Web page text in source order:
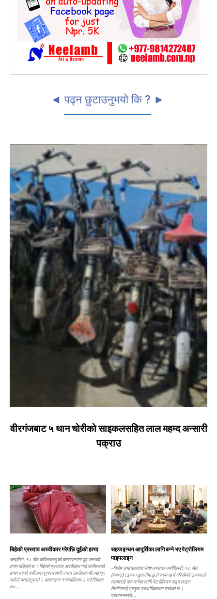
◄ पढ्न छुटाउनुभयो कि ? ►
वीरगंजबाट ५ थान चोरीको साइकलसहित लाल महम्द अन्सारी
पक्राउ
बिहेको प्रस्ताव अस्वीकार गरेपछि दुईको हत्या
चन्द्रौटा, १८ जेठ कपिलवस्तुको बाणगङ्गामा दुई जनाको
हत्या गरिएको छ । बिहेको प्रस्ताव अस्वीकार गर्दा उनीहरूको
हत्या भएको कपिलवस्तुका प्रहरी नायब उपरीक्षक मीनबहादुर
घलेले बताउनुभयो । बाणगङ्गा नगरपालिका–६ मटेरियाका
७०...
सहज इन्धन आपूर्तिका लागि बन्ने भए पेट्रोलियम
पाइपलाइन
–विशेष समाचारदाता रमेश लम्साल नयाँदिल्ली, १८ जेठ
(रासस) : इन्धन ढुवानीमा ठूलो रकम खर्च गरिरहेको सरकारले
त्यसलाई कम गर्नका लागि पेट्रोलियम पाइप लाइन
निर्माणलाई प्रमुख प्राथमिकतामा राखेको छ ।
प्रधानमन्त्री...